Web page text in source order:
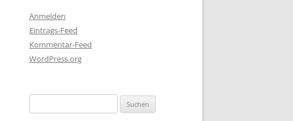
Anmelden
Eintrags-Feed
Kommentar-Feed
WordPress.org
nach: